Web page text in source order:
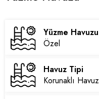
Yüzme Havuzu
Özel
Havuz Tipi
Korunaklı Havuz